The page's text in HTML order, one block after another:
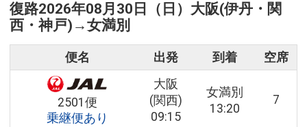
復路2026年08月30日（日） 大阪(伊丹・関
西・神戸) →女満別
便名 出発 到着 空席
2501便
乗継便あり
大阪
(関西)
09:15
女満別
13:20
7